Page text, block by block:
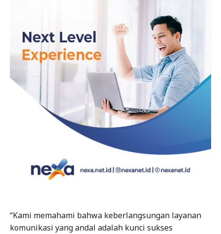
“Kami memahami bahwa keberlangsungan layanan
komunikasi yang andal adalah kunci sukses